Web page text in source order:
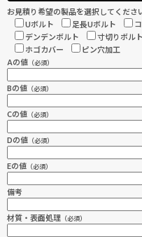
お見積り希望の製品を選択してくださ
Uボルト 足長Uボルト
デンデンボルト
寸切りボルト
ホゴカバー
ピン穴加工
Aの値 （必須）
Bの値 （必須）
Cの値 （必須）
Dの値 （必須）
Eの値 （必須）
備考
材質・表面処理 （必須）